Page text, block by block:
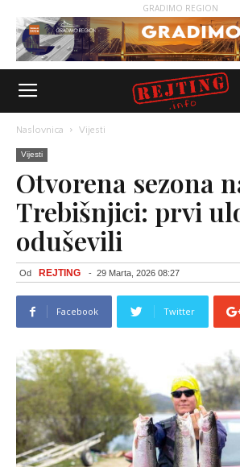
GRADIMO REGION
Naslovnica Vijesti
Vijesti
Otvorena sezona
Trebišnjici: prvi
oduševili
Od REJTING - 29 Marta, 2026 08:27
Facebook Twitter